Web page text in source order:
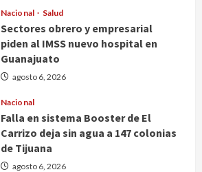
Nacional Salud
Sectores obrero y empresarial
piden al IMSS nuevo hospital en
Guanajuato
agosto 6, 2026
Nacional
Falla en sistema Booster de El
Carrizo deja sin agua a 147 colonias
de Tijuana
agosto 6, 2026